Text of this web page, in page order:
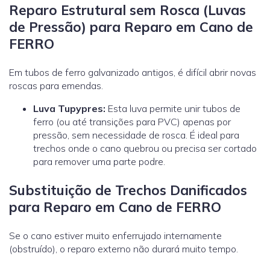
Reparo Estrutural sem Rosca (Luvas
de Pressão) para Reparo em Cano de
FERRO
Em tubos de ferro galvanizado antigos, é difícil abrir novas
roscas para emendas.
Luva Tupypres: Esta luva permite unir tubos de
ferro (ou até transições para PVC) apenas por
pressão, sem necessidade de rosca. É ideal para
trechos onde o cano quebrou ou precisa ser cortado
para remover uma parte podre.
Substituição de Trechos Danificados
para Reparo em Cano de FERRO
Se o cano estiver muito enferrujado internamente
(obstruído), o reparo externo não durará muito tempo.